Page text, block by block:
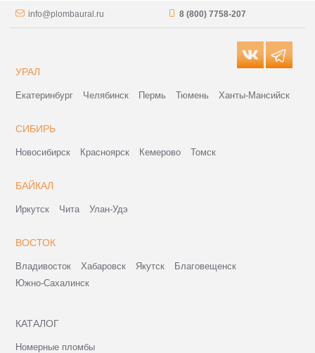
info@plombaural.ru 8 (800) 7758-207
УРАЛ
Екатеринбург Челябинск Пермь Тюмень Ханты-Мансийск
СИБИРЬ
Новосибирск Красноярск Кемерово Томск
БАЙКАЛ
Иркутск Чита Улан-Удэ
ВОСТОК
Владивосток Хабаровск Якутск
Благовещенск
Южно-Сахалинск
КАТАЛОГ
Номерные пломбы